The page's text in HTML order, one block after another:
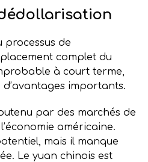
processus de
complet du
à court terme,
importants.
par des marchés de
américaine.
mais il manque
Le yuan chinois est